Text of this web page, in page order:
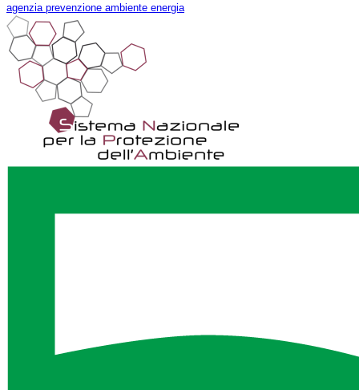
agenzia prevenzione ambiente energia